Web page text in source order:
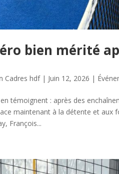
bien mérité
Cadres hdf| Juin 12, 2026 |
témoignent : après des
maintenant à la détente et aux
François...